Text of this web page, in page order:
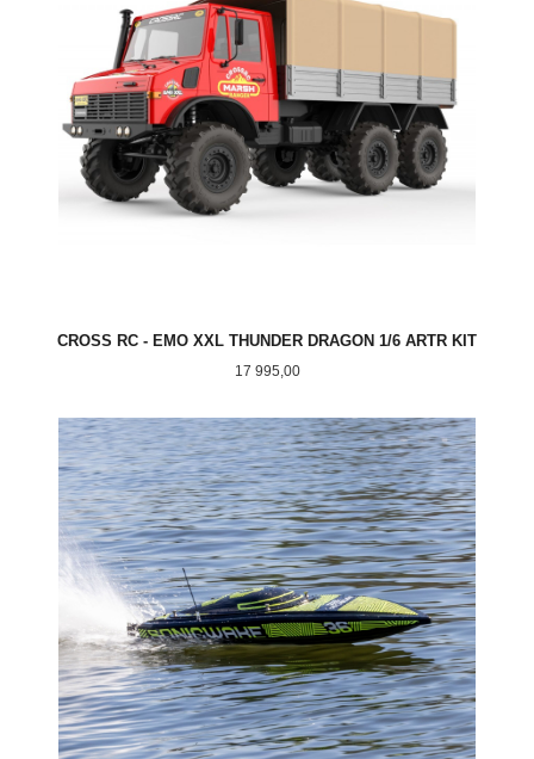
CROSS RC - EMO XXL THUNDER DRAGON 1/6 ARTR KIT
Pris
17 995,00